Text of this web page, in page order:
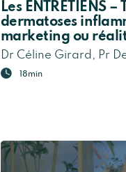
Les ENTRETIENS
dermatoses
marketing ou
Dr Céline Girard, Pr
18min